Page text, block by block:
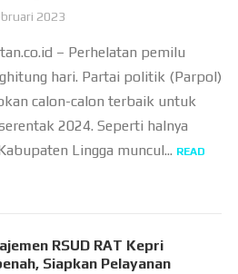
2023
– Perhelatan pemilu
hari. Partai politik (Parpol)
calon-calon terbaik untuk
2024. Seperti halnya
Lingga muncul... READ
RSUD RAT Kepri
Siapkan Pelayanan